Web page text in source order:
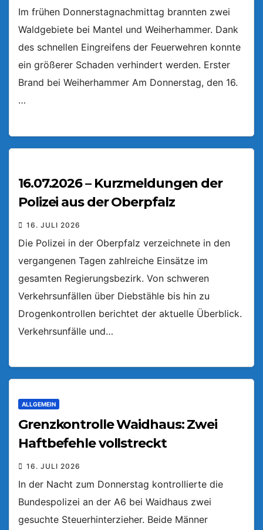
Im frühen Donnerstagnachmittag brannten zwei
Waldgebiete bei Mantel und Weiherhammer. Dank
des schnellen Eingreifens der Feuerwehren konnte
ein größerer Schaden verhindert werden. Erster
Brand bei Weiherhammer Am Donnerstag, den 16.
…
16.07.2026 – Kurzmeldungen der
Polizei aus der Oberpfalz
16. JULI 2026
Die Polizei in der Oberpfalz verzeichnete in den
vergangenen Tagen zahlreiche Einsätze im
gesamten Regierungsbezirk. Von schweren
Verkehrsunfällen über Diebstähle bis hin zu
Drogenkontrollen berichtet der aktuelle Überblick.
Verkehrsunfälle und…
ALLGEMEIN
Grenzkontrolle Waidhaus: Zwei
Haftbefehle vollstreckt
16. JULI 2026
In der Nacht zum Donnerstag kontrollierte die
Bundespolizei an der A6 bei Waidhaus zwei
gesuchte Steuerhinterzieher. Beide Männer